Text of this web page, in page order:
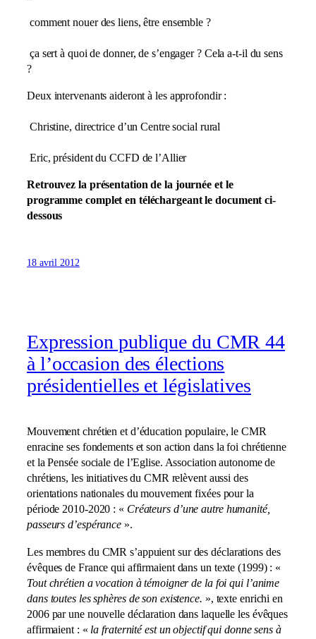
comment nouer des liens, être ensemble ?
ça sert à quoi de donner, de s’engager ? Cela a-t-il du sens
?
Deux intervenants aideront à les approfondir :
Christine, directrice d’un Centre social rural
Eric, président du CCFD de l’Allier
Retrouvez la présentation de la journée et le
programme complet en téléchargeant le document ci-
dessous
18 avril 2012
Expression publique du CMR 44
à l’occasion des élections
présidentielles et législatives
Mouvement chrétien et d’éducation populaire, le CMR
enracine ses fondements et son action dans la foi chrétienne
et la Pensée sociale de l’Eglise. Association autonome de
chrétiens, les initiatives du CMR relèvent aussi des
orientations nationales du mouvement fixées pour la
période 2010-2020 : « Créateurs d’une autre humanité,
passeurs d’espérance ».
Les membres du CMR s’appuient sur des déclarations des
évêques de France qui affirmaient dans un texte (1999) : «
Tout chrétien a vocation à témoigner de la foi qui l’anime
dans toutes les sphères de son existence. », texte enrichi en
2006 par une nouvelle déclaration dans laquelle les évêques
affirmaient : « la fraternité est un objectif qui donne sens à